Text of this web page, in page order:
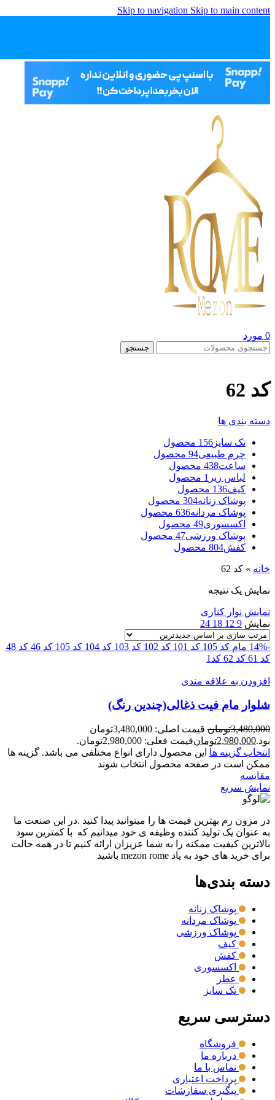
Skip to navigation Skip to main content
0 مورد
جستجو
کد 62
دسته بندی ها
تک سایز 156 محصول
چرم طبیعی94 محصول
ساعت438 محصول
لباس زیر 1 محصول
کیف136 محصول
پوشاک زنانه304 محصول
پوشاک مردانه636 محصول
اکسسوری49 محصول
پوشاک ورزشی47 محصول
کفش804 محصول
خانه » کد 62
نمایش یک نتیجه
نمایش نوار کناری
نمایش 9
12
18
24
-14% مام کد 105 کد 101 کد 102 کد 103 کد 104 کد 105 کد 46
کد 48
کد 61
کد 62 کد1
افزودن به علاقه مندی
شلوار مام فیت ذغالی(چندین رنگ)
3,480,000تومان
قیمت اصلی: 3,480,000تومان
بود.2,980,000تومانقیمت فعلی: 2,980,000تومان.
انتخاب گزینه ها این محصول دارای انواع مختلفی می باشد. گزینه ها
ممکن است در صفحه محصول انتخاب شوند
مقايسه
نمایش سریع
در مزون رم بهترین قیمت ها را میتوانید پیدا کنید .در این صنعت ما
به عنوان یک تولید کننده وظیفه ی خود میدانیم که با کمترین سود
بالاترین کیفیت ممکنه را به شما عزیزان ارائه کنیم تا در همه حالت
برای خرید های خود به یاد mezon rome باشید
دسته بندی‌ها
پوشاک زنانه
پوشاک مردانه
پوشاک ورزشی
کیف
کفش
اکسسوری
عطر
تک سایز
دسترسی سریع
فروشگاه
درباره ما
تماس با ما
پرداخت اعتباری
پیگیری سفارشات